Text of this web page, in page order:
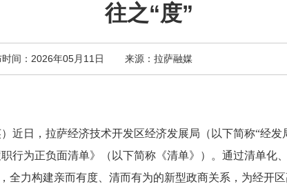
往之“度”
时间：2026年05月11日 来源：拉萨融媒
近日，拉萨经济技术开发区经济发展局（以下简称“经
行为正负面清单》（以下简称《清单》）。通过清单化
全力构建亲而有度、清而有为的新型政商关系，为经开